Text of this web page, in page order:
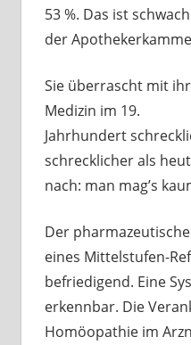
53 %. Das ist
der
Sie überrascht mit
Medizin im 19.
Jahrhundert
schrecklicher als
nach: man mag’s
Der
eines Mittelstufen-
befriedigend. Eine
erkennbar. Die
Homöopathie im